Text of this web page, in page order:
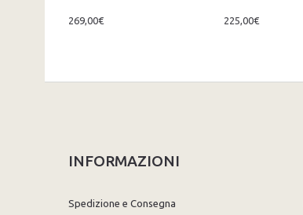
269,00€ 225,00€
INFORMAZIONI
Spedizione e Consegna